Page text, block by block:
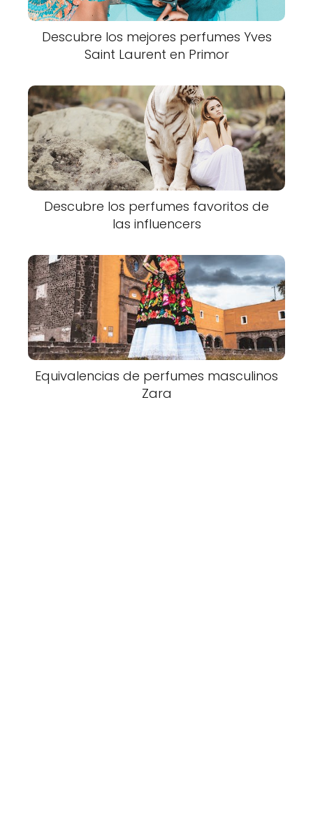
Descubre los mejores perfumes Yves
Saint Laurent en Primor
Descubre los perfumes favoritos de
las influencers
Equivalencias de perfumes masculinos
Zara